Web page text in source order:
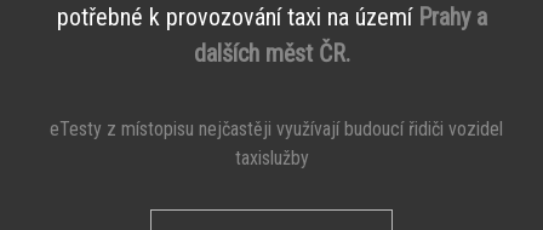
potřebné k provozování taxi na území Prahy a
dalších měst ČR.
eTesty z místopisu nejčastěji využívají budoucí řidiči vozidel
taxislužby